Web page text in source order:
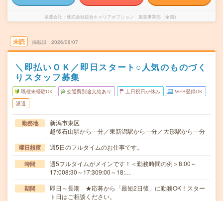
派遣会社 株式会社綜合キャリアオプション 製造事業部（全国）
未読 掲載日 2026/08/07
＼即払いＯＫ／即日スタート○人気のものづく
りスタッフ募集
職種未経験OK 交通費別途支給あり 土日祝日が休み WEB登録OK
派遣
勤務地
新潟市東区
越後石山駅から---分／東新潟駅から---分／大形駅から---分
曜日頻度 週5日のフルタイムのお仕事です。
時間
週5フルタイムがメインです！＜勤務時間の例＞8:00～
17:008:30～17:309:00～18:…
期間
即日～長期 ★応募から「最短2日後」に勤務OK！スター
ト日はご相談ください。